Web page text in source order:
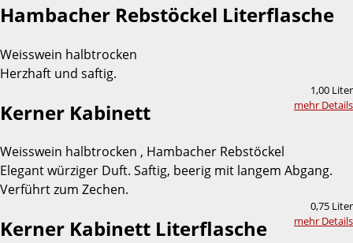
Hambacher Rebstöckel Literflasche
Weisswein halbtrocken
Herzhaft und saftig.
1,00 Liter
mehr Details
Kerner Kabinett
Weisswein halbtrocken , Hambacher Rebstöckel
Elegant würziger Duft. Saftig, beerig mit langem Abgang.
Verführt zum Zechen.
0,75 Liter
mehr Details
Kerner Kabinett Literflasche